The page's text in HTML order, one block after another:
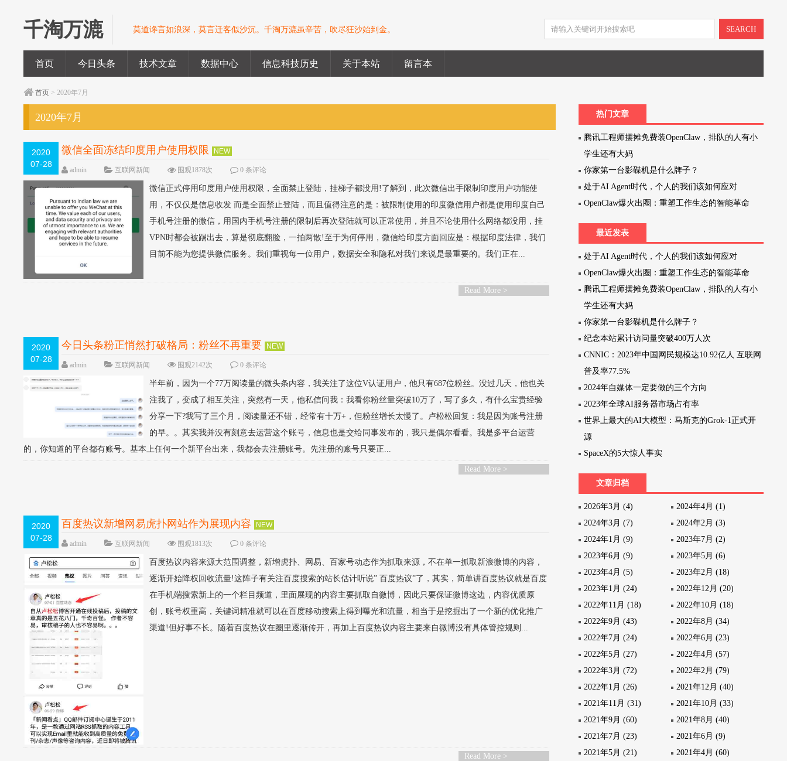
千淘万漉 莫道谗言如浪深，莫言迁客似沙沉。千淘万漉虽辛苦，吹尽狂沙始到金。 SEARCH
首页 今日头条 技术文章 数据中心 信息科技历史 关于本站 留言本
首页 > 2020年7月
2020年7月
2020
07-28
微信全面冻结印度用户使用权限 NEW
admin 互联网新闻 围观1878次 0 条评论
微信正式停用印度用户使用权限，全面禁止登陆，挂梯子都没用!了解到，此次微信出手限制印度用户功能使
用，不仅仅是信息收发 而是全面禁止登陆，而且值得注意的是：被限制使用的印度微信用户都是使用印度自己
手机号注册的微信，用国内手机号注册的限制后再次登陆就可以正常使用，并且不论使用什么网络都没用，挂
VPN时都会被踢出去，算是彻底翻脸，一拍两散!至于为何停用，微信给印度方面回应是：根据印度法律，我们
目前不能为您提供微信服务。我们重视每一位用户，数据安全和隐私对我们来说是最重要的。我们正在...
Read More >
2020
07-28
今日头条粉正悄然打破格局：粉丝不再重要 NEW
admin 互联网新闻 围观2142次 0 条评论
半年前，因为一个77万阅读量的微头条内容，我关注了这位V认证用户，他只有687位粉丝。没过几天，他也关
注我了，变成了相互关注，突然有一天，他私信问我：我看你粉丝量突破10万了，写了多久，有什么宝贵经验
分享一下?我写了三个月，阅读量还不错，经常有十万+，但粉丝增长太慢了。卢松松回复：我是因为账号注册
的早。。其实我并没有刻意去运营这个账号，信息也是交给同事发布的，我只是偶尔看看。我是多平台运营
的，你知道的平台都有账号。基本上任何一个新平台出来，我都会去注册账号。先注册的账号只要正...
Read More >
2020
07-28
百度热议新增网易虎扑网站作为展现内容 NEW
admin 互联网新闻 围观1813次 0 条评论
百度热议内容来源大范围调整，新增虎扑、网易、百家号动态作为抓取来源，不在单一抓取新浪微博的内容，
逐渐开始降权回收流量!这阵子有关注百度搜索的站长估计听说” 百度热议”了，其实，简单讲百度热议就是百度
在手机端搜索新上的一个栏目频道，里面展现的内容主要抓取自微博，因此只要保证微博这边，内容优质原
创，账号权重高，关键词精准就可以在百度移动搜索上得到曝光和流量，相当于是挖掘出了一个新的优化推广
渠道!但好事不长。随着百度热议在圈里逐渐传开，再加上百度热议内容主要来自微博没有具体管控规则...
Read More >
热门文章
腾讯工程师摆摊免费装OpenClaw，排队的人有小
学生还有大妈
你家第一台影碟机是什么牌子？
处于AI Agent时代，个人的我们该如何应对
OpenClaw爆火出圈：重塑工作生态的智能革命
最近发表
处于AI Agent时代，个人的我们该如何应对
OpenClaw爆火出圈：重塑工作生态的智能革命
腾讯工程师摆摊免费装OpenClaw，排队的人有小
学生还有大妈
你家第一台影碟机是什么牌子？
纪念本站累计访问量突破400万人次
CNNIC：2023年中国网民规模达10.92亿人 互联网
普及率77.5%
2024年自媒体一定要做的三个方向
2023年全球AI服务器市场占有率
世界上最大的AI大模型：马斯克的Grok-1正式开
源
SpaceX的5大惊人事实
文章归档
2026年3月 (4)
2024年4月 (1)
2024年3月 (7)
2024年2月 (3)
2024年1月 (9)
2023年7月 (2)
2023年6月 (9)
2023年5月 (6)
2023年4月 (5)
2023年2月 (18)
2023年1月 (24)
2022年12月 (20)
2022年11月 (18)
2022年10月 (18)
2022年9月 (43)
2022年8月 (34)
2022年7月 (24)
2022年6月 (23)
2022年5月 (27)
2022年4月 (57)
2022年3月 (72)
2022年2月 (79)
2022年1月 (26)
2021年12月 (40)
2021年11月 (31)
2021年10月 (33)
2021年9月 (60)
2021年8月 (40)
2021年7月 (23)
2021年6月 (9)
2021年5月 (21)
2021年4月 (60)